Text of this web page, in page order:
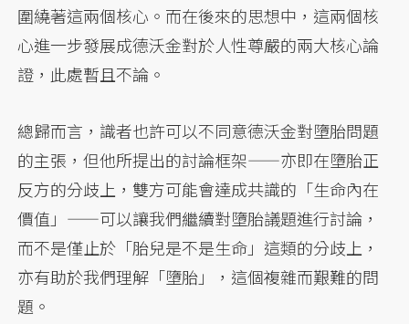
圍繞著這兩個核心。而在後來的思想中，這兩個核
心進一步發展成德沃金對於人性尊嚴的兩大核心論
證，此處暫且不論。
總歸而言，識者也許可以不同意德沃金對墮胎問題
的主張，但他所提出的討論框架——亦即在墮胎正
反方的分歧上，雙方可能會達成共識的「生命內在
價值」——可以讓我們繼續對墮胎議題進行討論，
而不是僅止於「胎兒是不是生命」這類的分歧上，
亦有助於我們理解「墮胎」，這個複雜而艱難的問
題。